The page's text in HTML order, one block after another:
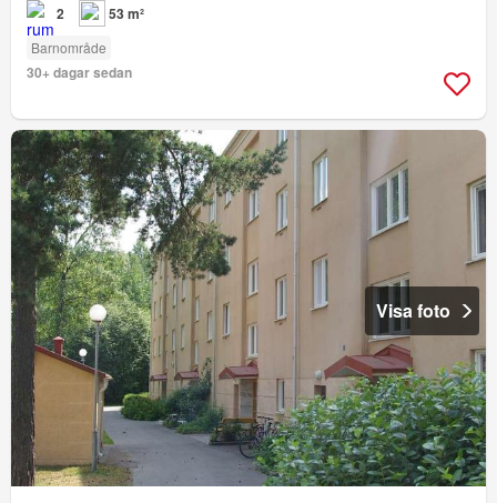
2 53 m²
Barnområde
30+ dagar sedan
Visa foto